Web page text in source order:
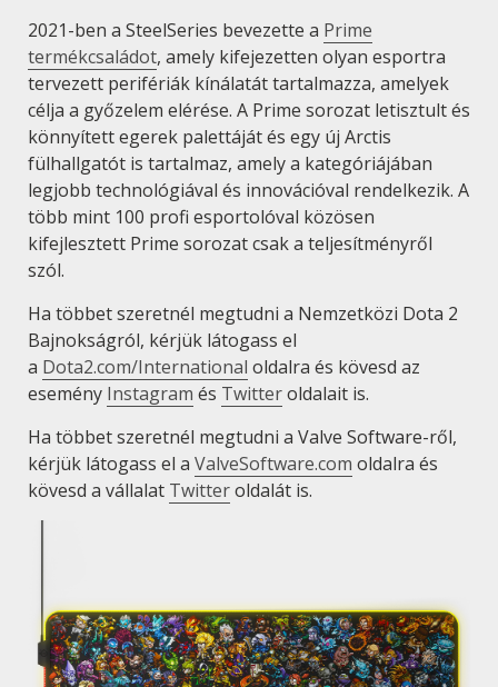
2021-ben a SteelSeries bevezette a Prime
termékcsaládot, amely kifejezetten olyan esportra
tervezett perifériák kínálatát tartalmazza, amelyek
célja a győzelem elérése. A Prime sorozat letisztult és
könnyített egerek palettáját és egy új Arctis
fülhallgatót is tartalmaz, amely a kategóriájában
legjobb technológiával és innovációval rendelkezik. A
több mint 100 profi esportolóval közösen
kifejlesztett Prime sorozat csak a teljesítményről
szól.
Ha többet szeretnél megtudni a Nemzetközi Dota 2
Bajnokságról, kérjük látogass el
a Dota2.com/International oldalra és kövesd az
esemény Instagram és Twitteroldalait is.
Ha többet szeretnél megtudni a Valve Software-ről,
kérjük látogass el a ValveSoftware.com oldalra és
kövesd a vállalat Twitteroldalát is.